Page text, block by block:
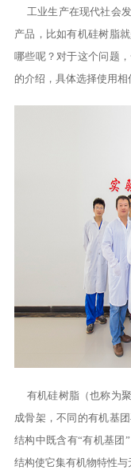
工业生产在现代社会
产品，比如有机硅树脂
哪些呢？对于这个问题
的介绍，具体选择使用相
有机硅树脂（也称为
成骨架，不同的有机基
结构中既含有“有机基团
结构使它集有机物特性与